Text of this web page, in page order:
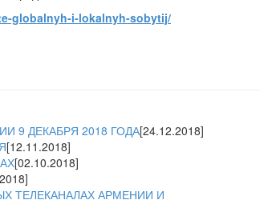
globalnyh-i-lokalnyh-sobytij/
9 ДЕКАБРЯ 2018 ГОДА[24.12.2018]
[12.11.2018]
[02.10.2018]
ТЕЛЕКАНАЛАХ АРМЕНИИ И